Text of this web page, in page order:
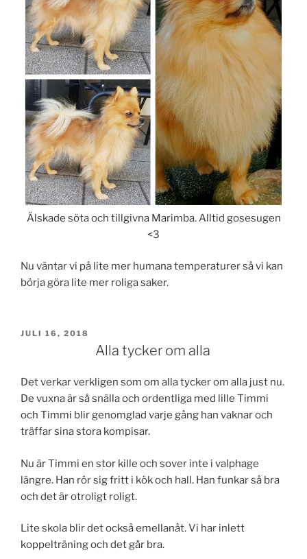
Älskade söta och tillgivna Marimba. Alltid gosesugen
<3
Nu väntar vi på lite mer humana temperaturer så vi kan
börja göra lite mer roliga saker.
PUBLICERAT
JULI 16, 2018
Alla tycker om alla
Det verkar verkligen som om alla tycker om alla just nu.
De vuxna är så snälla och ordentliga med lille Timmi
och Timmi blir genomglad varje gång han vaknar och
träffar sina stora kompisar.
Nu är Timmi en stor kille och sover inte i valphage
längre. Han rör sig fritt i kök och hall. Han funkar så bra
och det är otroligt roligt.
Lite skola blir det också emellanåt. Vi har inlett
koppelträning och det går bra.